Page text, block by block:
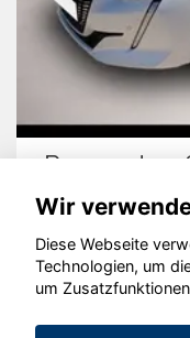
©
Wir
Diese Webseite
Technologien, um
um